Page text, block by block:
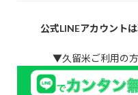
公式LINEアカウント
▼久留米ご利用の